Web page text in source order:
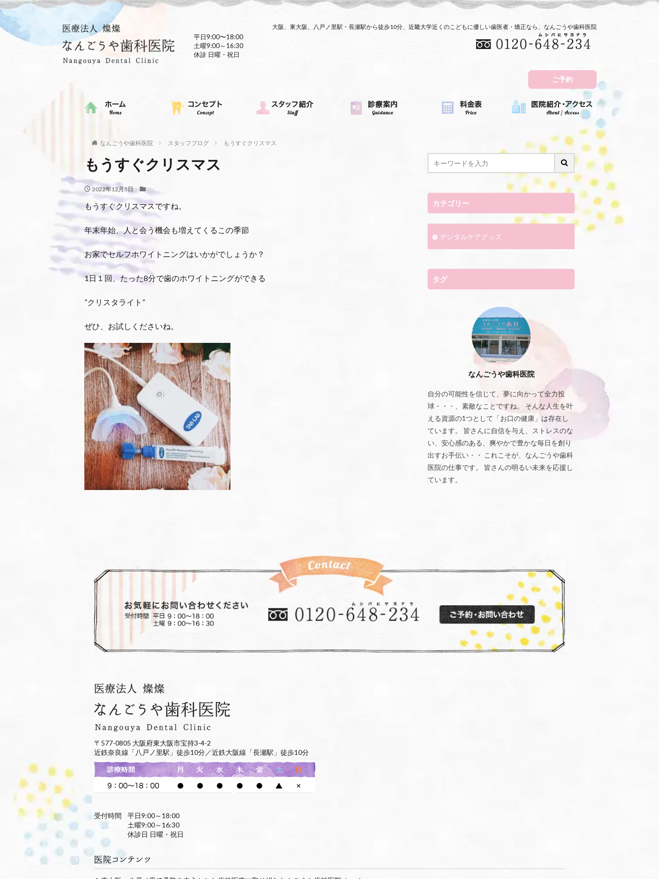
大阪、東大阪、八戸ノ里駅・長瀬駅から徒歩10分、近畿大学近くのこどもに優しい歯医者・矯正なら、なんごうや歯科医院
平日9:00〜18:00
土曜9:00～16:30
休診 日曜・祝日
ご予約
なんごうや歯科医院 スタッフブログ もうすぐクリスマス
もうすぐクリスマス
2022年12月5日
もうすぐクリスマスですね。
年末年始、人と会う機会も増えてくるこの季節
お家でセルフホワイトニングはいかがでしょうか？
1日１回、たった8分で歯のホワイトニングができる
”クリスタライト”
ぜひ、お試しくださいね。
カテゴリー
デンタルケアグッズ
タグ
なんごうや歯科医院
自分の可能性を信じて、夢に向かって全力投
球・・・、素敵なことですね。 そんな人生を叶
える資源の1つとして「お口の健康」は存在し
ています。 皆さんに自信を与え、ストレスのな
い、安心感のある、爽やかで豊かな毎日を創り
出すお手伝い・・ これこそが、なんごうや歯科
医院の仕事です。 皆さんの明るい未来を応援し
ています。
〒577-0805 大阪府東大阪市宝持3-4-2
近鉄奈良線「八戸ノ里駅」徒歩10分／近鉄大阪線「長瀬駅」徒歩10分
受付時間
平日9:00～18:00
土曜9:00～16:30
休診日 日曜・祝日